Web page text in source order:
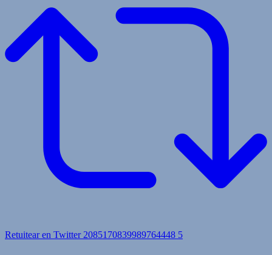
Retuitear en Twitter 2085170839989764448 5